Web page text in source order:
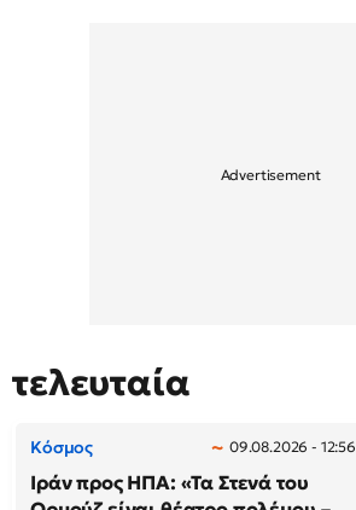
τελευταία
Κόσμος 09.08.2026 - 12:56
Ιράν προς ΗΠΑ: «Τα Στενά του